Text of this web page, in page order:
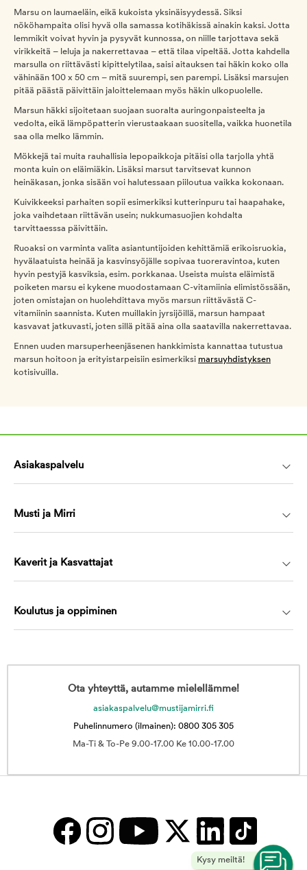
Marsu on laumaeläin, eikä kukoista yksinäisyydessä. Siksi
nököhampaita olisi hyvä olla samassa kotihäkissä ainakin kaksi. Jotta
lemmikit voivat hyvin ja pysyvät kunnossa, on niille tarjottava sekä
virikkeitä – leluja ja nakerrettavaa – että tilaa vipeltää. Jotta kahdella
marsulla on riittävästi kipittelytilaa, saisi aitauksen tai häkin koko olla
vähinään 100 x 50 cm – mitä suurempi, sen parempi. Lisäksi marsujen
pitää päästä päivittäin jaloittelemaan myös häkin ulkopuolelle.
Marsun häkki sijoitetaan suojaan suoralta auringonpaisteelta ja
vedolta, eikä lämpöpatterin vierustaakaan suositella, vaikka huonetila
saa olla melko lämmin.
Mökkejä tai muita rauhallisia lepopaikkoja pitäisi olla tarjolla yhtä
monta kuin on eläimiäkin. Lisäksi marsut tarvitsevat kunnon
heinäkasan, jonka sisään voi halutessaan piiloutua vaikka kokonaan.
Kuivikkeeksi parhaiten sopii esimerkiksi kutterinpuru tai haapahake,
joka vaihdetaan riittävän usein; nukkumasuojien kohdalta
tarvittaesssa päivittäin.
Ruoaksi on varminta valita asiantuntijoiden kehittämiä erikoisruokia,
hyvälaatuista heinää ja kasvinsyöjälle sopivaa tuoreravintoa, kuten
hyvin pestyjä kasviksia, esim. porkkanaa. Useista muista eläimistä
poiketen marsu ei kykene muodostamaan C-vitamiinia elimistössään,
joten omistajan on huolehdittava myös marsun riittävästä C-
vitamiinin saannista. Kuten muillakin jyrsijöillä, marsun hampaat
kasvavat jatkuvasti, joten sillä pitää aina olla saatavilla nakerrettavaa.
Ennen uuden marsuperheenjäsenen hankkimista kannattaa tutustua
marsun hoitoon ja erityistarpeisiin esimerkiksi marsuyhdistyksen
kotisivuilla.
Kysy meiltä!
Asiakaspalvelu
Musti ja Mirri
Kaverit ja Kasvattajat
Koulutus ja oppiminen
Ota yhteyttä, autamme mielellämme!
asiakaspalvelu@mustijamirri.fi
Puhelinnumero (ilmainen): 0800 305 305
Ma-Ti & To-Pe 9.00-17.00 Ke 10.00-17.00